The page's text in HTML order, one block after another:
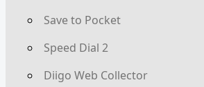
Save to Pocket
Speed Dial 2
Diigo Web Collector